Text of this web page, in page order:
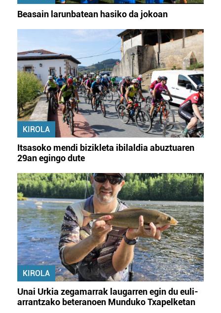
Beasain larunbatean hasiko da jokoan
KIROLA
Itsasoko mendi bizikleta ibilaldia abuztuaren
29an egingo dute
KIROLA
Unai Urkia zegamarrak laugarren egin du euli-
arrantzako beteranoen Munduko Txapelketan